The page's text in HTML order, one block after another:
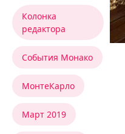
Колонка
редактора
События Монако
МонтеКарло
Март 2019